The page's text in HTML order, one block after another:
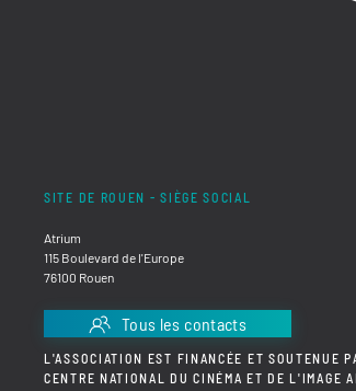
SITE DE ROUEN - SIÈGE SOCIAL
Atrium
115 Boulevard de l'Europe
76100 Rouen
Tous les contacts
L'ASSOCIATION EST FINANCÉE ET SOUTENUE
CENTRE NATIONAL DU CINÉMA ET DE L'IMAGE